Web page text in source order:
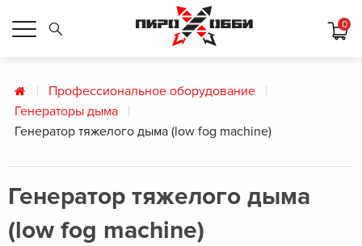
0
Профессиональное оборудование
Генераторы дыма
Генератор тяжелого дыма (low fog machine)
Генератор тяжелого дыма
(low fog machine)